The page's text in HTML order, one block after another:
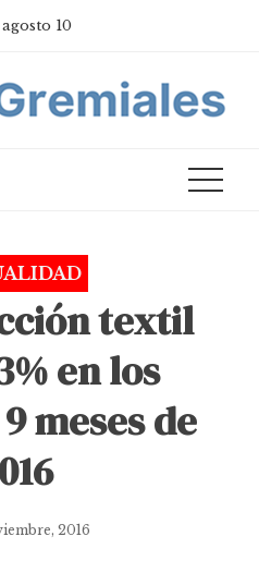
10
textil
en los
meses de
2016